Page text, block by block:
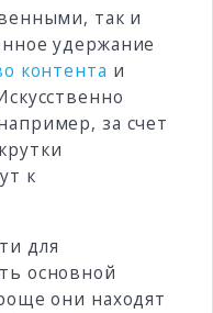
так и
удержание
контента и
за счет
к
для
основной
они находят